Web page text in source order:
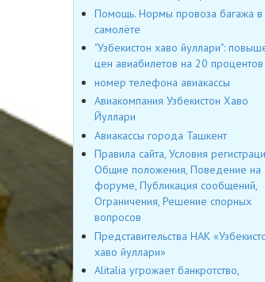
Помощь. Нормы провоза багажа в
самолёте
"Узбекистон хаво йуллари":
цен авиабилетов на 20 процентов
номер телефона авиакассы
Авиакомпания Узбекистон Хаво
Йуллари
Авиакассы города Ташкент
Правила сайта, Условия
Общие положения, Поведение на
форуме, Публикация сообщений,
Ограничения, Решение спорных
вопросов
Представительства НАК
хаво йуллари»
Alitalia угрожает банкротство,